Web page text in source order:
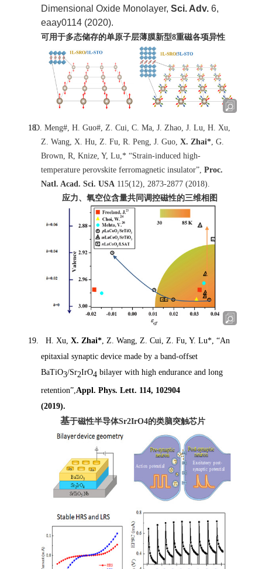
Dimensional Oxide Monolayer, Sci. Adv. 6,
eaay0114 (2020).
可用于多态储存的单原子层薄膜新型8重磁各项异性
D. Meng#, H. Guo#, Z. Cui, C. Ma, J. Zhao, J. Lu, H. Xu,
Z. Wang, X. Hu, Z. Fu, R. Peng, J. Guo, X. Zhai*, G.
Brown, R, Knize, Y, Lu,* “Strain-induced high-
temperature perovskite ferromagnetic insulator”, Proc.
Natl. Acad. Sci. USA 115(12), 2873-2877 (2018).
应力、氧空位含量共同调控磁性的三维相图
H. Xu, X. Zhai* Z. Wang, Z. Cui, Z. Fu, Y. Lu*, “An
epitaxial synaptic device made by a band-offset
BaTiO3/Sr2IrO4 bilayer with high endurance and long
retention”, Appl. Phys. Lett. 114, 102904
(2019).
基于磁性半导体Sr2IrO4的类脑突触芯片